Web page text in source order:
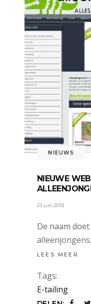
NIEUWS
NIEUWE
23 juli 2013
De naam
LEES MEER
Tags:
E-tailing